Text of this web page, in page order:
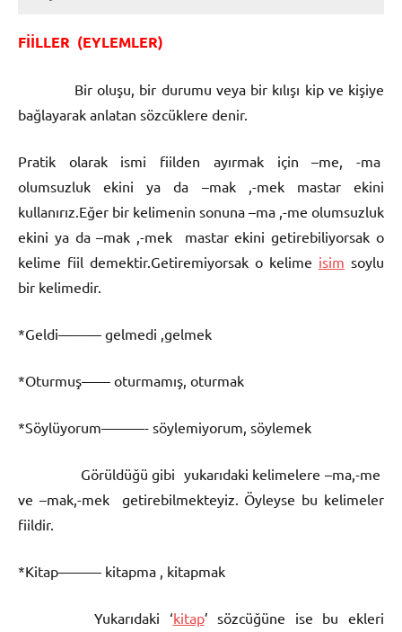
22
2012
admin
FİİLLER (EYLEMLER)
Bir oluşu, bir durumu veya bir kılışı kip ve kişiye
bağlayarak anlatan sözcüklere denir.
Pratik olarak ismi fiilden ayırmak için –me, -ma
olumsuzluk ekini ya da –mak ,-mek mastar ekini
kullanırız.Eğer bir kelimenin sonuna –ma ,-me olumsuzluk
ekini ya da –mak ,-mek mastar ekini getirebiliyorsak o
kelime fiil demektir.Getiremiyorsak o kelime isim soylu
bir kelimedir.
*Geldi——— gelmedi ,gelmek
*Oturmuş—— oturmamış, oturmak
*Söylüyorum———- söylemiyorum, söylemek
Görüldüğü gibi yukarıdaki kelimelere –ma,-me
ve –mak,-mek getirebilmekteyiz. Öyleyse bu kelimeler
fiildir.
*Kitap——— kitapma , kitapmak
Yukarıdaki ‘kitap’ sözcüğüne ise bu ekleri